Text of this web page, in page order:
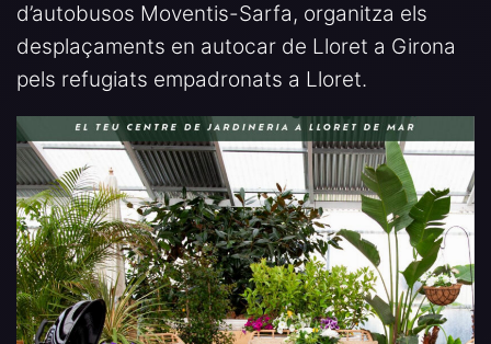
d’autobusos Moventis-Sarfa, organitza els
desplaçaments en autocar de Lloret a Girona
pels refugiats empadronats a Lloret.